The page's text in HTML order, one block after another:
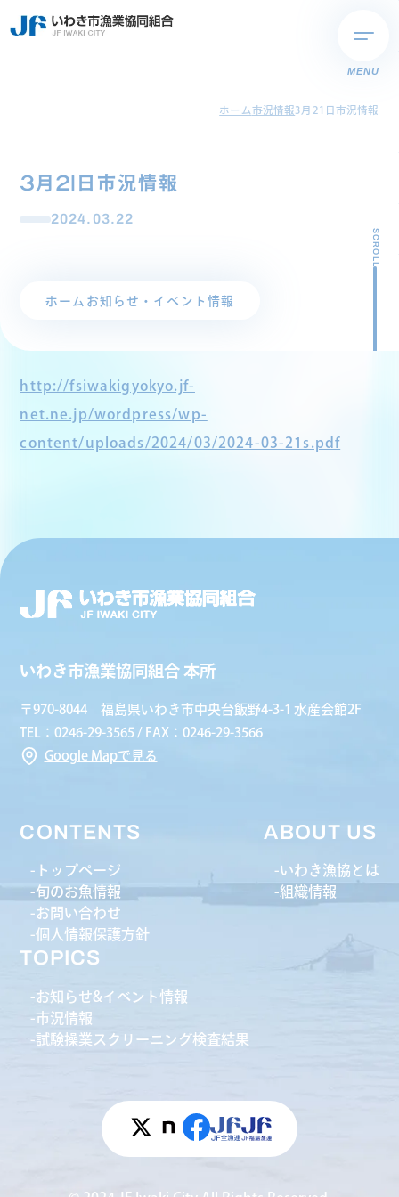
MENU
ホーム市況情報3月21日市況情報
3月21日市況情報
2024.03.22
ホーム お知らせ・イベント情報
SCROLL
http://fsiwakigyokyo.jf-
net.ne.jp/wordpress/wp-
content/uploads/2024/03/2024-03-21s.pdf
いわき市漁業協同組合 本所
〒970-8044 福島県いわき市中央台飯野4-3-1 水産会館2F
TEL：0246-29-3565 / FAX：0246-29-3566
Google Mapで見る
CONTENTS
トップページ
旬のお魚情報
お問い合わせ
個人情報保護方針
ABOUT US
いわき漁協とは
組織情報
TOPICS
お知らせ&イベント情報
市況情報
試験操業スクリーニング検査結果